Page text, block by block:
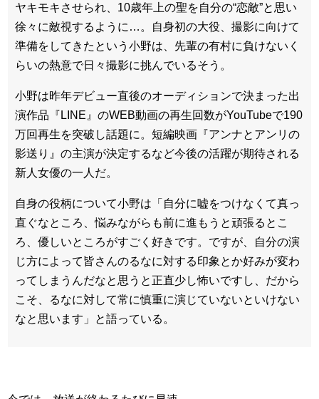
ヤキモキさせられ、10歳年上の聖を自分の“恋敵”と思い
徐々に敵視するように…。自身初の大役、撮影に向けて
準備をしてきたという小野は、先輩の有村に負けないく
らいの熱意で日々撮影に挑んでいるそう。
小野は昨年デビュー直後のオーディションで決まった出
演作品『LINE』のWEB動画の再生回数がYouTubeで190
万回再生を突破し話題に。短編映画『アンナとアンリの
影送り』の主演が決定するなど今後の活躍が期待される
新人女優の一人だ。
自身の役柄について小野は「自分に嘘をつけなくて真っ
直ぐなところ、悩みながらも前に進もうと頑張るとこ
ろ、優しいところがすごく好きです。ですが、自分の演
じ方によって皆さんのるなに対する印象とか好みが変わ
ってしまうんだなと思うと正直少し怖いですし、だから
こそ、るなに対して常に慎重に演じていないといけない
なと思います」と語っている。